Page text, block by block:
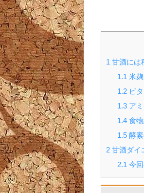
1 甘酒には
1.1 米
1.2ビタ
1.3アミ
1.4食物
1.5酵素
2 甘酒ダイ
2.1 今